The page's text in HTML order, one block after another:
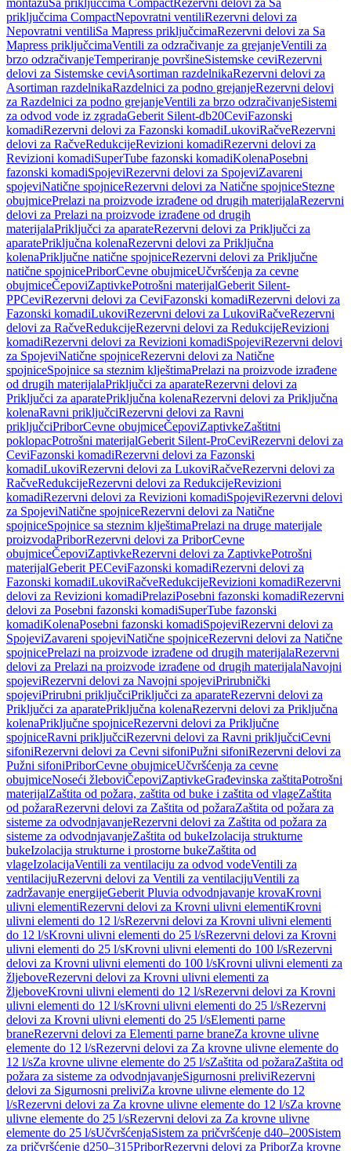
montažuSa priključcima CompactRezervni delovi za Sa
priključcima CompactNepovratni ventiliRezervni delovi za
Nepovratni ventiliSa Mapress priključcimaRezervni delovi za Sa
Mapress priključcimaVentili za odzračivanje za grejanjeVentili za
brzo odzračivanjeTemperiranje površineSistemske ceviRezervni
delovi za Sistemske ceviAsortiman razdelnikaRezervni delovi za
Asortiman razdelnikaRazdelnici za podno grejanjeRezervni delovi
za Razdelnici za podno grejanjeVentili za brzo odzračivanjeSistemi
za odvod vode iz zgradaGeberit Silent-db20CeviFazonski
komadiRezervni delovi za Fazonski komadiLukoviRačveRezervni
delovi za RačveRedukcijeRevizioni komadiRezervni delovi za
Revizioni komadiSuperTube fazonski komadiKolenaPosebni
fazonski komadiSpojeviRezervni delovi za SpojeviZavareni
spojeviNatične spojniceRezervni delovi za Natične spojniceStezne
obujmicePrelazi na proizvode izrađene od drugih materijalaRezervni
delovi za Prelazi na proizvode izrađene od drugih
materijalaPriključci za aparateRezervni delovi za Priključci za
aparatePriključna kolenaRezervni delovi za Priključna
kolenaPriključne natične spojniceRezervni delovi za Priključne
natične spojnicePriborCevne obujmiceUčvršćenja za cevne
obujmiceČepoviZaptivkePotrošni materijalGeberit Silent-
PPCeviRezervni delovi za CeviFazonski komadiRezervni delovi za
Fazonski komadiLukoviRezervni delovi za LukoviRačveRezervni
delovi za RačveRedukcijeRezervni delovi za RedukcijeRevizioni
komadiRezervni delovi za Revizioni komadiSpojeviRezervni delovi
za SpojeviNatične spojniceRezervni delovi za Natične
spojniceSpojnice sa steznim klještimaPrelazi na proizvode izrađene
od drugih materijalaPriključci za aparateRezervni delovi za
Priključci za aparatePriključna kolenaRezervni delovi za Priključna
kolenaRavni priključciRezervni delovi za Ravni
priključciPriborCevne obujmiceČepoviZaptivkeZaštitni
poklopacPotrošni materijalGeberit Silent-ProCeviRezervni delovi za
CeviFazonski komadiRezervni delovi za Fazonski
komadiLukoviRezervni delovi za LukoviRačveRezervni delovi za
RačveRedukcijeRezervni delovi za RedukcijeRevizioni
komadiRezervni delovi za Revizioni komadiSpojeviRezervni delovi
za SpojeviNatične spojniceRezervni delovi za Natične
spojniceSpojnice sa steznim klještimaPrelazi na druge materijale
proizvodaPriborRezervni delovi za PriborCevne
obujmiceČepoviZaptivkeRezervni delovi za ZaptivkePotrošni
materijalGeberit PECeviFazonski komadiRezervni delovi za
Fazonski komadiLukoviRačveRedukcijeRevizioni komadiRezervni
delovi za Revizioni komadiPrelaziPosebni fazonski komadiRezervni
delovi za Posebni fazonski komadiSuperTube fazonski
komadiKolenaPosebni fazonski komadiSpojeviRezervni delovi za
SpojeviZavareni spojeviNatične spojniceRezervni delovi za Natične
spojnicePrelazi na proizvode izrađene od drugih materijalaRezervni
delovi za Prelazi na proizvode izrađene od drugih materijalaNavojni
spojeviRezervni delovi za Navojni spojeviPrirubnički
spojeviPrirubni priključciPriključci za aparateRezervni delovi za
Priključci za aparatePriključna kolenaRezervni delovi za Priključna
kolenaPriključne spojniceRezervni delovi za Priključne
spojniceRavni priključciRezervni delovi za Ravni priključciCevni
sifoniRezervni delovi za Cevni sifoniPužni sifoniRezervni delovi za
Pužni sifoniPriborCevne obujmiceUčvršćenja za cevne
obujmiceNoseći žleboviČepoviZaptivkeGrađevinska zaštitaPotrošni
materijalZaštita od požara, zaštita od buke i zaštita od vlageZaštita
od požaraRezervni delovi za Zaštita od požaraZaštita od požara za
sisteme za odvodnjavanjeRezervni delovi za Zaštita od požara za
sisteme za odvodnjavanjeZaštita od bukeIzolacija strukturne
bukeIzolacija strukturne i prostorne bukeZaštita od
vlageIzolacijaVentili za ventilaciju za odvod vodeVentili za
ventilacijuRezervni delovi za Ventili za ventilacijuVentili za
zadržavanje energijeGeberit Pluvia odvodnjavanje krovaKrovni
ulivni elementiRezervni delovi za Krovni ulivni elementiKrovni
ulivni elementi do 12 l/sRezervni delovi za Krovni ulivni elementi
do 12 l/sKrovni ulivni elementi do 25 l/sRezervni delovi za Krovni
ulivni elementi do 25 l/sKrovni ulivni elementi do 100 l/sRezervni
delovi za Krovni ulivni elementi do 100 l/sKrovni ulivni elementi za
žljeboveRezervni delovi za Krovni ulivni elementi za
žljeboveKrovni ulivni elementi do 12 l/sRezervni delovi za Krovni
ulivni elementi do 12 l/sKrovni ulivni elementi do 25 l/sRezervni
delovi za Krovni ulivni elementi do 25 l/sElementi parne
braneRezervni delovi za Elementi parne braneZa krovne ulivne
elemente do 12 l/sRezervni delovi za Za krovne ulivne elemente do
12 l/sZa krovne ulivne elemente do 25 l/sZaštita od požaraZaštita od
požara za sisteme za odvodnjavanjeSigurnosni preliviRezervni
delovi za Sigurnosni preliviZa krovne ulivne elemente do 12
l/sRezervni delovi za Za krovne ulivne elemente do 12 l/sZa krovne
ulivne elemente do 25 l/sRezervni delovi za Za krovne ulivne
elemente do 25 l/sUčvršćenjaSistem za pričvršćenje d40–200Sistem
za pričvršćenje d250–315PriborRezervni delovi za PriborZa krovne